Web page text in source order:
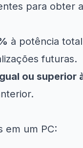
para obter
à potência
futuras.
ou superior
em um PC: